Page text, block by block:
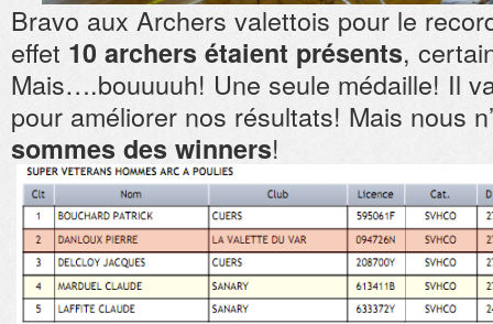
Bravo aux Archers valettois pour le
effet 10 archers étaient présents,
Mais….bouuuuh! Une seule médaille! Il
pour améliorer nos résultats! Mais nous
sommes des winners!